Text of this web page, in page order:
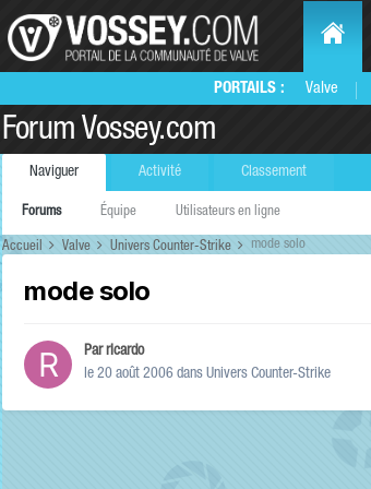
PORTAILS : Valve
Forum Vossey.com
Naviguer
Forums Équipe Utilisateurs en ligne
Activité Classement
Accueil Valve Univers Counter-Strike mode solo
mode solo
Parricardo
le 20 août 2006 dans Univers Counter-Strike